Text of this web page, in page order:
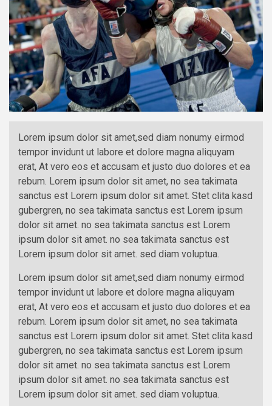
Lorem ipsum dolor sit amet,sed diam nonumy eirmod
tempor invidunt ut labore et dolore magna aliquyam
erat, At vero eos et accusam et justo duo dolores et ea
rebum. Lorem ipsum dolor sit amet, no sea takimata
sanctus est Lorem ipsum dolor sit amet. Stet clita kasd
gubergren, no sea takimata sanctus est Lorem ipsum
dolor sit amet. no sea takimata sanctus est Lorem
ipsum dolor sit amet. no sea takimata sanctus est
Lorem ipsum dolor sit amet. sed diam voluptua.
Lorem ipsum dolor sit amet,sed diam nonumy eirmod
tempor invidunt ut labore et dolore magna aliquyam
erat, At vero eos et accusam et justo duo dolores et ea
rebum. Lorem ipsum dolor sit amet, no sea takimata
sanctus est Lorem ipsum dolor sit amet. Stet clita kasd
gubergren, no sea takimata sanctus est Lorem ipsum
dolor sit amet. no sea takimata sanctus est Lorem
ipsum dolor sit amet. no sea takimata sanctus est
Lorem ipsum dolor sit amet. sed diam voluptua.